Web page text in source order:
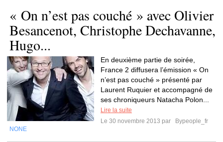
« On n’est pas couché » avec Olivier
Besancenot, Christophe Dechavanne,
Hugo...
En deuxième partie de soirée,
France 2 diffusera l’émission « On
n’est pas couché » présenté par
Laurent Ruquier et accompagné de
ses chroniqueurs Natacha Polon...
Lire la suite
Le 30 novembre 2013 par
Bypeople_fr
NONE